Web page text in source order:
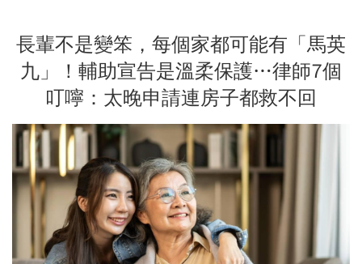
長輩不是變笨，每個家都可能有「馬英
九」！輔助宣告是溫柔保護…律師7個
叮嚀：太晚申請連房子都救不回